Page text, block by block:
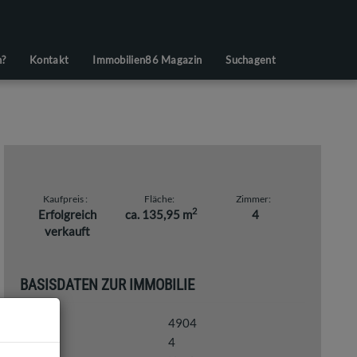
Kontakt Immobilien86 Magazin Suchagent
Kaufpreis
Erfolgreich
verkauft
Fläche
ca. 135,95 m2
Zimmer
4
BASISDATEN ZUR IMMOBILIE
4904
Zimmer 4